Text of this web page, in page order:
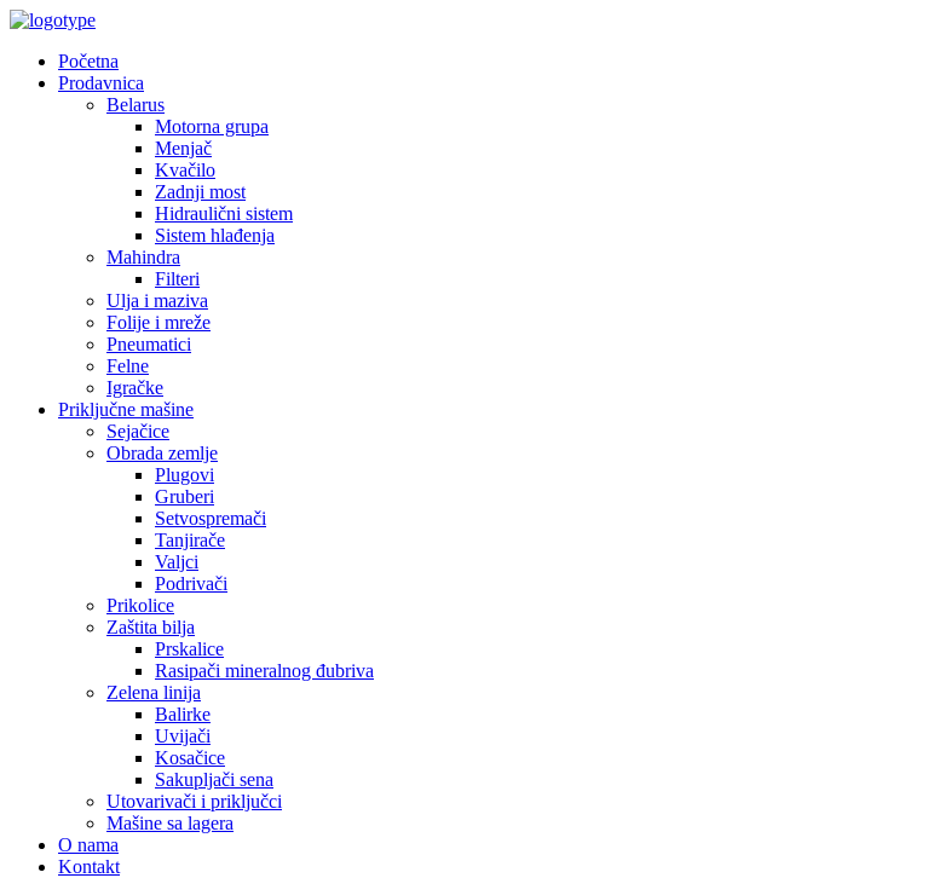
Početna
Prodavnica
Belarus
Motorna grupa
Menjač
Kvačilo
Zadnji most
Hidraulični sistem
Sistem hlađenja
Mahindra
Filteri
Ulja i maziva
Folije i mreže
Pneumatici
Felne
Igračke
Priključne mašine
Sejačice
Obrada zemlje
Plugovi
Gruberi
Setvospremači
Tanjirače
Valjci
Podrivači
Prikolice
Zaštita bilja
Prskalice
Rasipači mineralnog đubriva
Zelena linija
Balirke
Uvijači
Kosačice
Sakupljači sena
Utovarivači i priključci
Mašine sa lagera
O nama
Kontakt